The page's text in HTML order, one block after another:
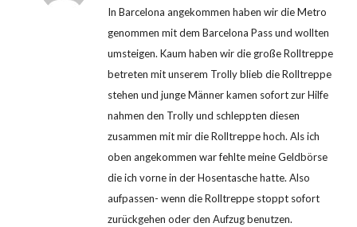
In Barcelona angekommen haben wir die Metro
genommen mit dem Barcelona Pass und wollten
umsteigen. Kaum haben wir die große Rolltreppe
betreten mit unserem Trolly blieb die Rolltreppe
stehen und junge Männer kamen sofort zur Hilfe
nahmen den Trolly und schleppten diesen
zusammen mit mir die Rolltreppe hoch. Als ich
oben angekommen war fehlte meine Geldbörse
die ich vorne in der Hosentasche hatte. Also
aufpassen- wenn die Rolltreppe stoppt sofort
zurückgehen oder den Aufzug benutzen.